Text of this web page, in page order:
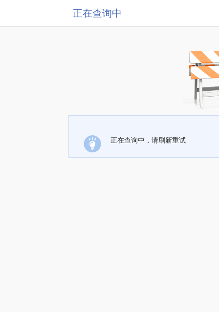
正在查询中
正在查询中，请刷新重试